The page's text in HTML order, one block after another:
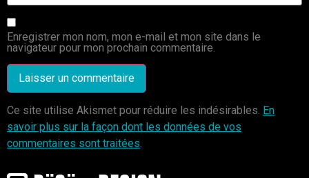
Enregistrer mon nom, mon e-mail et mon site dans le
navigateur pour mon prochain commentaire.
Ce site utilise Akismet pour réduire les indésirables. En
savoir plus sur la façon dont les données de vos
commentaires sont traitées.